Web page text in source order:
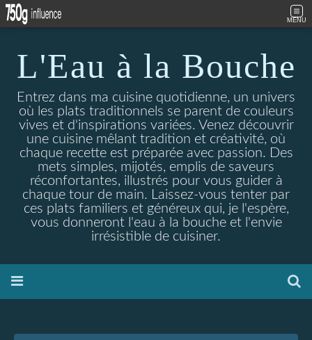
MENU
L'Eau à la Bouche
Entrez dans ma cuisine quotidienne, un univers
où les plats traditionnels se parent de couleurs
vives et d'inspirations variées. Venez découvrir
une cuisine mêlant tradition et créativité, où
chaque recette est préparée avec passion. Des
mets simples, mijotés, emplis de saveurs
réconfortantes, illustrés pour vous guider à
chaque tour de main. Laissez-vous tenter par
ces plats familiers et généreux qui, je l'espère,
vous donneront l'eau à la bouche et l'envie
irrésistible de cuisiner.